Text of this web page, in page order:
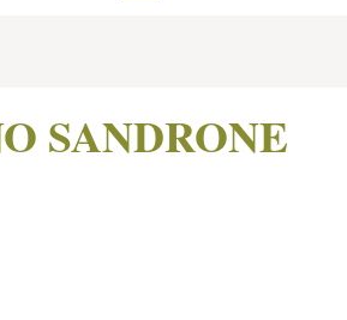
SANDRONE